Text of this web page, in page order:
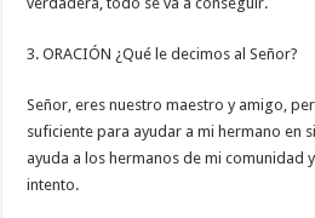
3. ORACIÓN ¿Qué le decimos al Señor?
Señor, eres nuestro maestro y amigo,
suficiente para ayudar a mi hermano en
ayuda a los hermanos de mi comunidad
intento.